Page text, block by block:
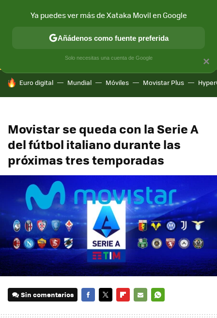
CONECTIVIDAD MÓVIL Y SOCIEDAD APLICACIONES
HOY SE HABLA DE
Euro digital Mundial Móviles Movistar Plus
Movistar se queda con la Serie A
del fútbol italiano durante las
próximas tres temporadas
Sin comentarios
×
Ya puedes ver más de Xataka Movil en Google
Añádenos como fuente preferida
Solo necesitas una cuenta de Google